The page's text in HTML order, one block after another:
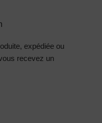
expédiée ou
recevez un